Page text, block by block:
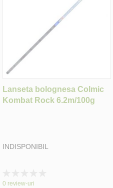
Lanseta bolognesa Colmic
Kombat Rock 6.2m/100g
INDISPONIBIL
0%
0 review-uri